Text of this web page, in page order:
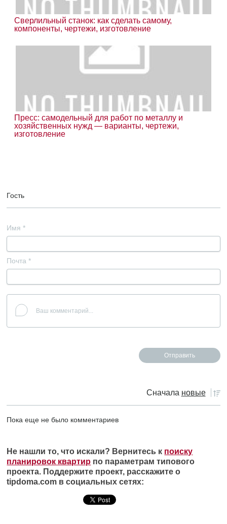
Сверлильный станок: как сделать самому,
компоненты, чертежи, изготовление
Пресс: самодельный для работ по металлу и
хозяйственных нужд — варианты, чертежи,
изготовление
Гость
Имя *
Почта *
Сначала новые
Пока еще не было комментариев
Не нашли то, что искали? Вернитесь к поиску
планировок квартир по параметрам типового
проекта. Поддержите проект, расскажите о
tipdoma.com в социальных сетях: